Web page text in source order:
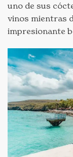
uno de sus
vinos mientras
impresionante